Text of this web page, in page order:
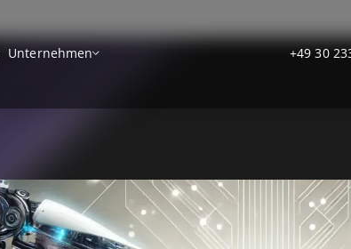
Unternehmen +49 30